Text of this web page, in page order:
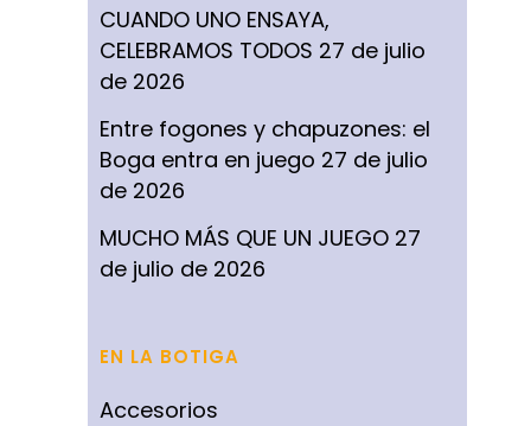
CUANDO UNO ENSAYA,
CELEBRAMOS TODOS 27 de julio
de 2026
Entre fogones y chapuzones: el
Boga entra en juego 27 de julio
de 2026
MUCHO MÁS QUE UN JUEGO 27
de julio de 2026
EN LA BOTIGA
Accesorios